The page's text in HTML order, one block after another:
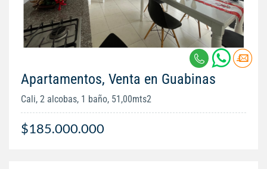
Apartamentos, Venta en Guabinas
Cali, 2 alcobas, 1 baño, 51,00mts2
$185.000.000